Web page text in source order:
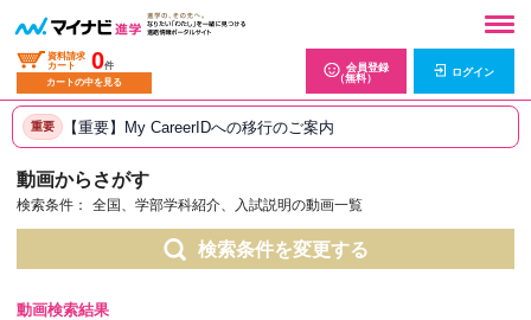
資料請求
カート
0件
カートの中を見る
会員登録
（無料）
ログイン
重要 【重要】My CareerIDへの移行のご案内
動画からさがす
検索条件： 全国、学部学科紹介、入試説明の動画一覧
検索条件を変更する
動画検索結果